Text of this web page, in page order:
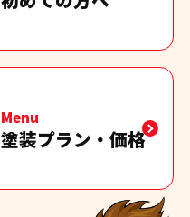
Menu
塗装プラン・価格